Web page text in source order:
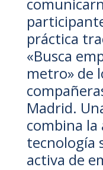
práctica
«Busca
metro» de
Madrid.
combina la
tecnología
activa de